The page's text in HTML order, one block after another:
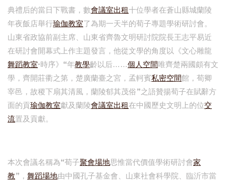
典禮后的當日下戰書，數會議室出租十位學者在蒼山縣城蘭陵
年夜飯店舉行瑜伽教室了為期一天半的荀子專題學術研討會。
山東省政協前副主席、山東省齊魯文明研討院院長王志平易近
在研討會開幕式上作主題發言，他從文學的角度以《文心雕龍
舞蹈教室·時序》“年教學齡以后……個人空間唯齊楚兩國頗有文
學，齊開莊衢之第，楚廣蘭臺之宮，孟軻賓私密空間館，荀卿
宰邑，故稷下扇其清風，蘭陵郁其茂俗”之語贊揚荀子在賦辭方
面的貢瑜伽教室獻及蘭陵會議室出租在中國歷史文明上的位交
流置及貢獻。
本次會議名稱為“荀子聚會場地思惟當代價值學術研討會家
教”， 舞蹈場地由中國孔子基金會、山東社會科學院、臨沂市當